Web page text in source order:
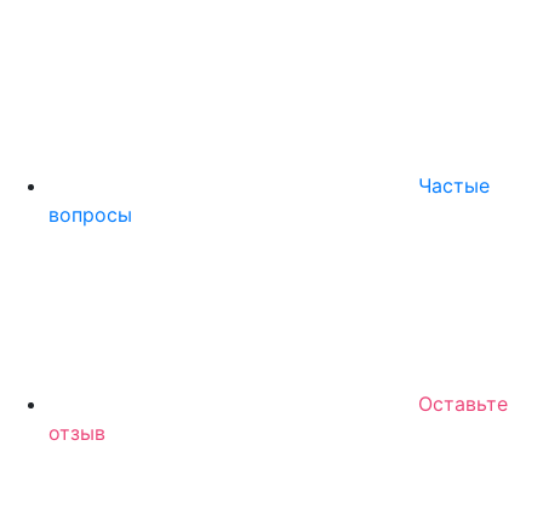
Частые
вопросы
Оставьте
отзыв